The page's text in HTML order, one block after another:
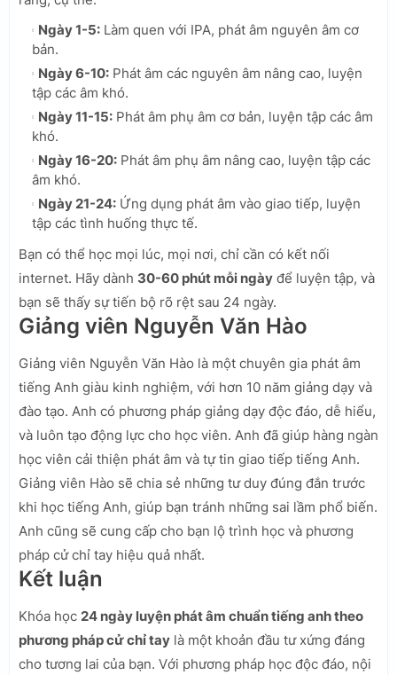
Ngày 1-5: Làm quen với IPA, phát âm nguyên âm cơ
bản.
Ngày 6-10: Phát âm các nguyên âm nâng cao, luyện
tập các âm khó.
Ngày 11-15: Phát âm phụ âm cơ bản, luyện tập các âm
khó.
Ngày 16-20: Phát âm phụ âm nâng cao, luyện tập các
âm khó.
Ngày 21-24: Ứng dụng phát âm vào giao tiếp, luyện
tập các tình huống thực tế.
Bạn có thể học mọi lúc, mọi nơi, chỉ cần có kết nối
internet. Hãy dành 30-60 phút mỗi ngày để luyện tập, và
bạn sẽ thấy sự tiến bộ rõ rệt sau 24 ngày.
Giảng viên Nguyễn Văn Hào
Giảng viên Nguyễn Văn Hào là một chuyên gia phát âm
tiếng Anh giàu kinh nghiệm, với hơn 10 năm giảng dạy và
đào tạo. Anh có phương pháp giảng dạy độc đáo, dễ hiểu,
và luôn tạo động lực cho học viên. Anh đã giúp hàng ngàn
học viên cải thiện phát âm và tự tin giao tiếp tiếng Anh.
Giảng viên Hào sẽ chia sẻ những tư duy đúng đắn trước
khi học tiếng Anh, giúp bạn tránh những sai lầm phổ biến.
Anh cũng sẽ cung cấp cho bạn lộ trình học và phương
pháp cử chỉ tay hiệu quả nhất.
Kết luận
Khóa học 24 ngày luyện phát âm chuẩn tiếng anh theo
phương pháp cử chỉ tay là một khoản đầu tư xứng đáng
cho tương lai của bạn. Với phương pháp học độc đáo, nội